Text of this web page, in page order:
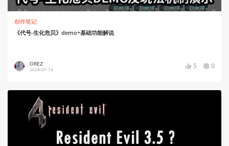
创作笔记
《代号-生化危贝》demo+基础功能解说
OREZ
2024-07-14 5 0